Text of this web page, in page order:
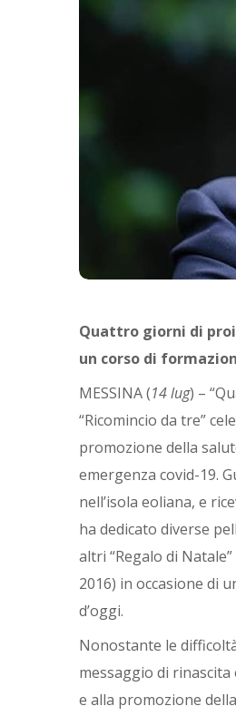
Quattro giorni di
un corso di
MESSINA (14 lug) –
“Ricomincio da tre”
promozione della
emergenza covid-19.
nell’isola eoliana, e
ha dedicato diverse
altri “Regalo di
2016) in occasione di
d’oggi.
Nonostante le
messaggio di
e alla promozione